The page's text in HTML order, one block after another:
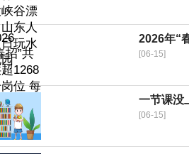
2026年“
[06-15]
一节课没
[06-15]